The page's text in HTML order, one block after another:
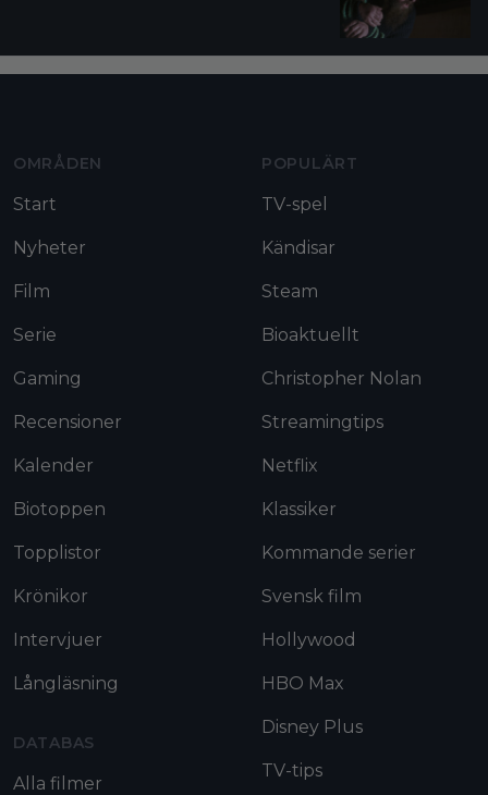
OMRÅDEN
Start
Nyheter
Film
Serie
Gaming
Recensioner
Kalender
Biotoppen
Topplistor
Krönikor
Intervjuer
Långläsning
DATABAS
Alla filmer
POPULÄRT
TV-spel
Kändisar
Steam
Bioaktuellt
Christopher Nolan
Streamingtips
Netflix
Klassiker
Kommande serier
Svensk film
Hollywood
HBO Max
Disney Plus
TV-tips